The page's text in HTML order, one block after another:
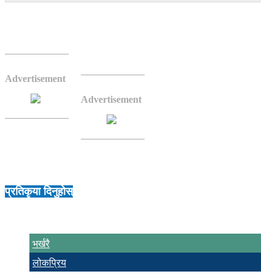
Advertisement
Advertisement
प्रतिकृया दिनुहोस्
भर्खरै
लोकप्रिय